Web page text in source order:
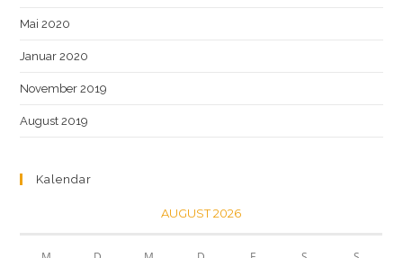
Mai 2020
Januar 2020
November 2019
August 2019
Kalendar
AUGUST 2026